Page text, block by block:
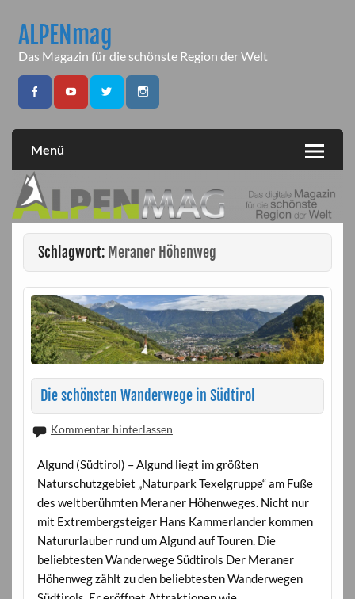
contentALPENmag
Das Magazin für die schönste Region der Welt
Menü
Schlagwort: Meraner Höhenweg
Die schönsten Wanderwege in Südtirol
Kommentar hinterlassen
Algund (Südtirol) – Algund liegt im größten
Naturschutzgebiet „Naturpark Texelgruppe“ am Fuße
des weltberühmten Meraner Höhenweges. Nicht nur
mit Extrembergsteiger Hans Kammerlander kommen
Natururlauber rund um Algund auf Touren. Die
beliebtesten Wanderwege Südtirols Der Meraner
Höhenweg zählt zu den beliebtesten Wanderwegen